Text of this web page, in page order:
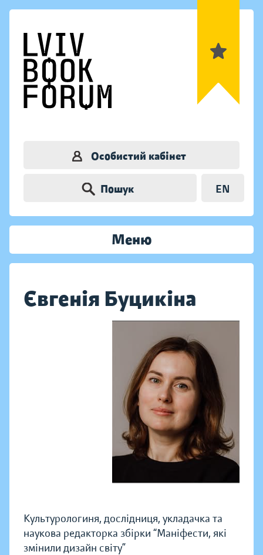
Особистий кабінет
Пошук EN
Меню
Євгенія Буцикіна
Культурологиня, дослідниця, укладачка та
наукова редакторка збірки “Маніфести, які
змінили дизайн світу”